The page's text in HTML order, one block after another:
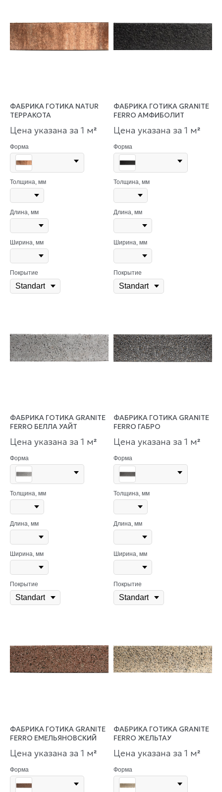
ФАБРИКА ГОТИКА NATUR
ТЕРРАКОТА
Цена указана за 1 м²
Форма
Толщина, мм
Длина, мм
Ширина, мм
Покрытие
ФАБРИКА ГОТИКА GRANITE
FERRO АМФИБОЛИТ
Цена указана за 1 м²
Форма
Толщина, мм
Длина, мм
Ширина, мм
Покрытие
ФАБРИКА ГОТИКА GRANITE
FERRO БЕЛЛА УАЙТ
Цена указана за 1 м²
Форма
Толщина, мм
Длина, мм
Ширина, мм
Покрытие
ФАБРИКА ГОТИКА GRANITE
FERRO ГАБРО
Цена указана за 1 м²
Форма
Толщина, мм
Длина, мм
Ширина, мм
Покрытие
ФАБРИКА ГОТИКА GRANITE
FERRO ЕМЕЛЬЯНОВСКИЙ
Цена указана за 1 м²
Форма
ФАБРИКА ГОТИКА GRANITE
FERRO ЖЕЛЬТАУ
Цена указана за 1 м²
Форма